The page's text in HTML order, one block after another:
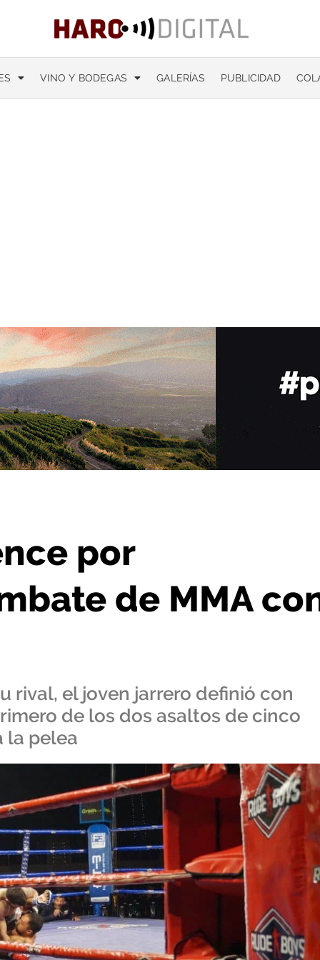
VINO Y BODEGAS GALERÍAS PUBLICIDAD
de MMA con Cristian Fieraru
por
de MMA
rival, el joven jarrero definió con
de los dos asaltos de cinco
la pelea